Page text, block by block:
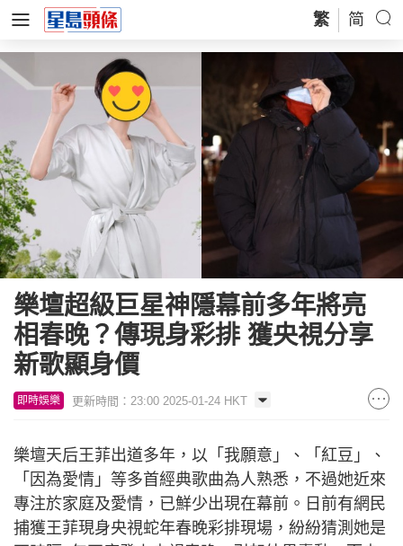
繁 简
樂壇超級巨星神隱幕前多年將亮
相春晚？傳現身彩排 獲央視分享
新歌顯身價
即時娛樂 更新時間：23:00 2025-01-24 HKT
樂壇天后王菲出道多年，以「我願意」、「紅豆」、
「因為愛情」等多首經典歌曲為人熟悉，不過她近來
專注於家庭及愛情，已鮮少出現在幕前。日前有網民
捕獲王菲現身央視蛇年春晚彩排現場，紛紛猜測她是